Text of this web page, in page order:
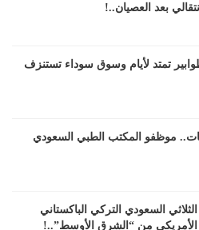
بعد العصيان..!
تمتد لأيام وسوق سوداء تستنزف
موظفو المكتب الطبي السعودي
السعودي التركي الباكستاني
من “الشرق الأوسط”..!